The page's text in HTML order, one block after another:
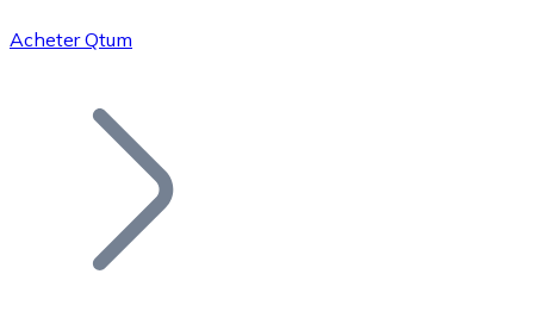
Bitcoin
Acheter Qtum